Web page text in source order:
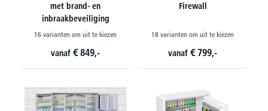
met brand- en
inbraakbeveiliging
16 varianten om uit te kiezen
vanaf € 849,-
Firewall
18 varianten om uit te kiezen
vanaf € 799,-